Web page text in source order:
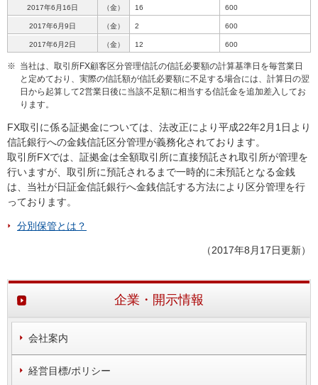
2017年6月16日 （金） 16 600
2017年6月9日 （金） 2 600
2017年6月2日 （金） 12 600
※ 当社は、取引所FX顧客区分管理信託の信託必要額の計算基準日を毎営業日
と定めており、実際の信託額が信託必要額に不足する場合には、計算日の翌
日から起算して2営業日後に当該不足額に相当する信託金を追加差入してお
ります。
FX取引に係る証拠金については、法改正により平成22年2月1日より
信託銀行への金銭信託区分管理が義務化されております。
取引所FXでは、証拠金は全額取引所に直接預託され取引所が管理を
行いますが、取引所に預託されるまで一時的に未預託となる金銭
は、当社が日証金信託銀行へ金銭信託する方法により区分管理を行
っております。
分別保管とは？
（2017年8月17日更新）
企業・開示情報
会社案内
経営目標/ポリシー